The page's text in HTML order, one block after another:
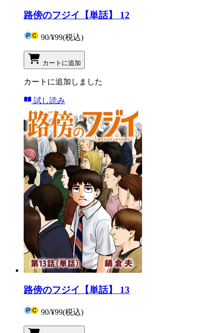
路傍のフジイ【単話】 12
90/¥99(税込)
カートに追加
カートに追加しました
試し読み
路傍のフジイ【単話】 13
90/¥99(税込)